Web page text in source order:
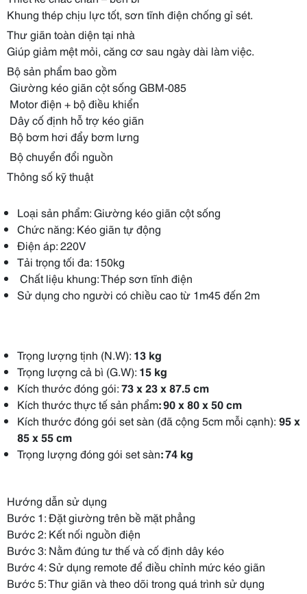
Khung thép chịu lực tốt, sơn tĩnh điện chống gỉ sét.
Thư giãn toàn diện tại nhà
Giúp giảm mệt mỏi, căng cơ sau ngày dài làm việc.
Bộ sản phẩm bao gồm
️ Giường kéo giãn cột sống GBM-085
️ Motor điện + bộ điều khiển
️ Dây cố định hỗ trợ kéo giãn
️ Bộ bơm hơi đẩy bơm lưng
️ Bộ chuyển đổi nguồn
Thông số kỹ thuật
Loại sản phẩm: Giường kéo giãn cột sống
Chức năng: Kéo giãn tự động
Điện áp: 220V
Tải trọng tối đa: 150kg
Chất liệu khung: Thép sơn tĩnh điện
Sử dụng cho người có chiều cao từ 1m45 đến 2m
Trọng lượng tịnh (N.W): 13 kg
Trọng lượng cả bì (G.W): 15 kg
Kích thước đóng gói:73 x 23 x 87.5 cm
Kích thước thực tế sản phẩm: 90 x 80 x 50 cm
Kích thước đóng gói set sàn (đã cộng 5cm mỗi cạnh): 95 x
85 x 55 cm
Trọng lượng đóng gói set sàn: 74 kg
Hướng dẫn sử dụng
Bước 1: Đặt giường trên bề mặt phẳng
Bước 2: Kết nối nguồn điện
Bước 3: Nằm đúng tư thế và cố định dây kéo
Bước 4: Sử dụng remote để điều chỉnh mức kéo giãn
Bước 5: Thư giãn và theo dõi trong quá trình sử dụng